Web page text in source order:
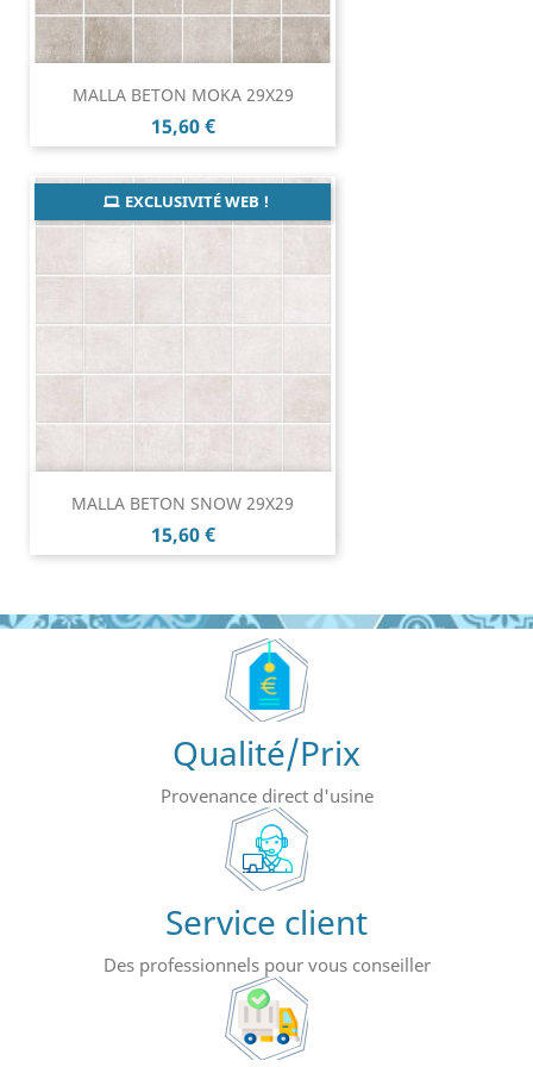
MALLA BETON MOKA 29X29
Prix
15,60 €
MALLA BETON SNOW 29X29
Prix
15,60 €
EXCLUSIVITÉ WEB !
Qualité/Prix
Provenance direct d'usine
Service client
Des professionnels pour vous conseiller